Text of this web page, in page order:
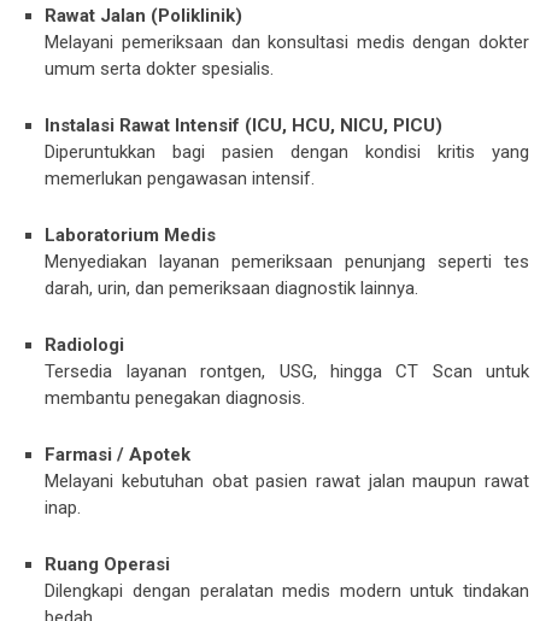
Rawat Jalan (Poliklinik)
Melayani pemeriksaan dan konsultasi medis dengan dokter
umum serta dokter spesialis.
Instalasi Rawat Intensif (ICU, HCU, NICU, PICU)
Diperuntukkan bagi pasien dengan kondisi kritis yang
memerlukan pengawasan intensif.
Laboratorium Medis
Menyediakan layanan pemeriksaan penunjang seperti tes
darah, urin, dan pemeriksaan diagnostik lainnya.
Radiologi
Tersedia layanan rontgen, USG, hingga CT Scan untuk
membantu penegakan diagnosis.
Farmasi / Apotek
Melayani kebutuhan obat pasien rawat jalan maupun rawat
inap.
Ruang Operasi
Dilengkapi dengan peralatan medis modern untuk tindakan